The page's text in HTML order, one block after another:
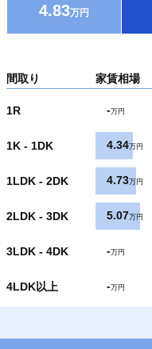
4.83万円
間取り 家賃相場
1R -万円
1K - 1DK 4.34万円
1LDK - 2DK 4.73万円
2LDK - 3DK 5.07万円
3LDK - 4DK -万円
4LDK以上 -万円